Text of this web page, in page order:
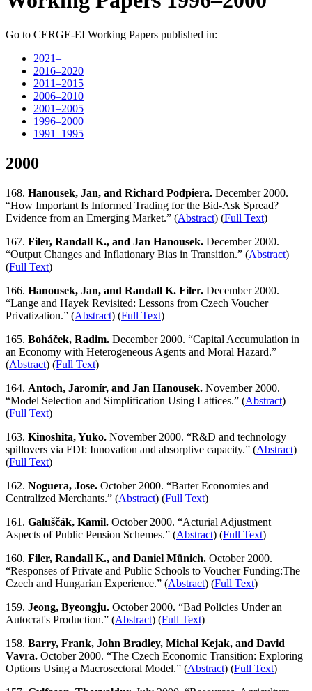
Go to CERGE-EI Working Papers published in:
2021–
2016–2020
2011–2015
2006–2010
2001–2005
1996–2000
1991–1995
2000
168. Hanousek, Jan, and Richard Podpiera. December 2000.
“How Important Is Informed Trading for the Bid-Ask Spread?
Evidence from an Emerging Market.” (Abstract) (Full Text)
167. Filer, Randall K., and Jan Hanousek. December 2000.
“Output Changes and Inflationary Bias in Transition.” (Abstract)
(Full Text)
166. Hanousek, Jan, and Randall K. Filer. December 2000.
“Lange and Hayek Revisited: Lessons from Czech Voucher
Privatization.” (Abstract) (Full Text)
165. Boháček, Radim. December 2000. “Capital Accumulation in
an Economy with Heterogeneous Agents and Moral Hazard.”
(Abstract) (Full Text)
164. Antoch, Jaromír, and Jan Hanousek. November 2000.
“Model Selection and Simplification Using Lattices.” (Abstract)
(Full Text)
163. Kinoshita, Yuko. November 2000. “R&D and technology
spillovers via FDI: Innovation and absorptive capacity.” (Abstract)
(Full Text)
162. Noguera, Jose. October 2000. “Barter Economies and
Centralized Merchants.” (Abstract) (Full Text)
161. Galuščák, Kamil. October 2000. “Acturial Adjustment
Aspects of Public Pension Schemes.” (Abstract) (Full Text)
160. Filer, Randall K., and Daniel Münich. October 2000.
“Responses of Private and Public Schools to Voucher Funding:The
Czech and Hungarian Experience.” (Abstract) (Full Text)
159. Jeong, Byeongju. October 2000. “Bad Policies Under an
Autocrat's Production.” (Abstract) (Full Text)
158. Barry, Frank, John Bradley, Michal Kejak, and David
Vavra. October 2000. “The Czech Economic Transition: Exploring
Options Using a Macrosectoral Model.” (Abstract) (Full Text)